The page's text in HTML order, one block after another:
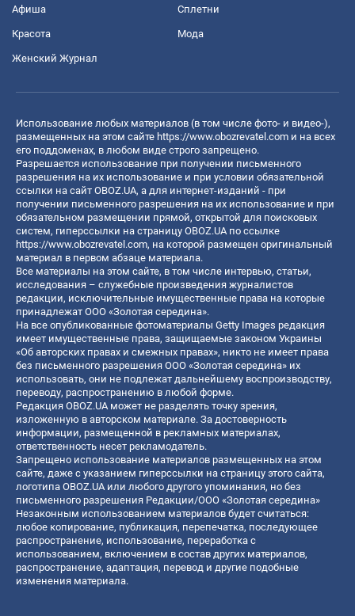
Афиша Сплетни
Красота Мода
Женский Журнал
Использование любых материалов (в том числе фото- и видео-),
размещенных на этом сайте https://www.obozrevatel.com и на всех
его поддоменах, в любом виде строго запрещено.
Разрешается использование при получении письменного
разрешения на их использование и при условии обязательной
ссылки на сайт OBOZ.UA, а для интернет-изданий - при
получении письменного разрешения на их использование и при
обязательном размещении прямой, открытой для поисковых
систем, гиперссылки на страницу OBOZ.UA по ссылке
https://www.obozrevatel.com, на которой размещен оригинальный
материал в первом абзаце материала.
Все материалы на этом сайте, в том числе интервью, статьи,
исследования – служебные произведения журналистов
редакции, исключительные имущественные права на которые
принадлежат ООО «Золотая середина».
На все опубликованные фотоматериалы Getty Images редакция
имеет имущественные права, защищаемые законом Украины
«Об авторских правах и смежных правах», никто не имеет права
без письменного разрешения ООО «Золотая середина» их
использовать, они не подлежат дальнейшему воспроизводству,
переводу, распространению в любой форме.
Редакция OBOZ.UA может не разделять точку зрения,
изложенную в авторском материале. За достоверность
информации, размещенной в рекламных материалах,
ответственность несет рекламодатель.
Запрещено использование материалов размещенных на этом
сайте, даже с указанием гиперссылки на страницу этого сайта,
логотипа OBOZ.UA или любого другого упоминания, но без
письменного разрешения Редакции/ООО «Золотая середина»
Незаконным использованием материалов будет считаться:
любое копирование, публикация, перепечатка, последующее
распространение, использование, переработка с
использованием, включением в состав других материалов,
распространение, адаптация, перевод и другие подобные
изменения материала.